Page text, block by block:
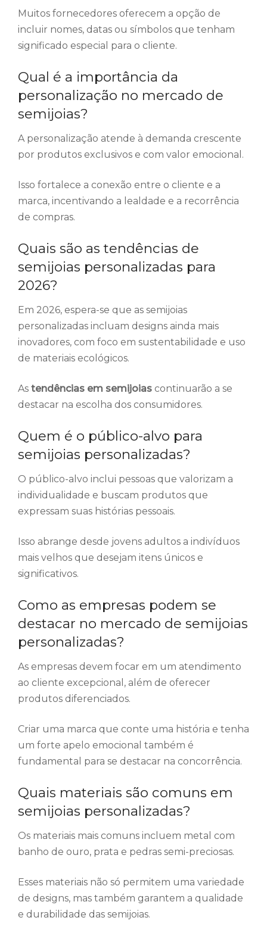
Muitos fornecedores oferecem a opção de
incluir nomes, datas ou símbolos que tenham
significado especial para o cliente.
Qual é a importância da
personalização no mercado de
semijoias?
A personalização atende à demanda crescente
por produtos exclusivos e com valor emocional.
Isso fortalece a conexão entre o cliente e a
marca, incentivando a lealdade e a recorrência
de compras.
Quais são as tendências de
semijoias personalizadas para
2026?
Em 2026, espera-se que as semijoias
personalizadas incluam designs ainda mais
inovadores, com foco em sustentabilidade e uso
de materiais ecológicos.
As tendências em semijoias continuarão a se
destacar na escolha dos consumidores.
Quem é o público-alvo para
semijoias personalizadas?
O público-alvo inclui pessoas que valorizam a
individualidade e buscam produtos que
expressam suas histórias pessoais.
Isso abrange desde jovens adultos a indivíduos
mais velhos que desejam itens únicos e
significativos.
Como as empresas podem se
destacar no mercado de semijoias
personalizadas?
As empresas devem focar em um atendimento
ao cliente excepcional, além de oferecer
produtos diferenciados.
Criar uma marca que conte uma história e tenha
um forte apelo emocional também é
fundamental para se destacar na concorrência.
Quais materiais são comuns em
semijoias personalizadas?
Os materiais mais comuns incluem metal com
banho de ouro, prata e pedras semi-preciosas.
Esses materiais não só permitem uma variedade
de designs, mas também garantem a qualidade
e durabilidade das semijoias.